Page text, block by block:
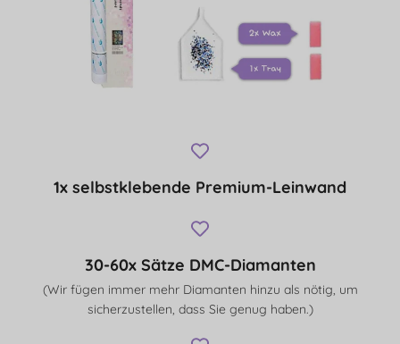
1x selbstklebende Premium-Leinwand
30-60x Sätze DMC-Diamanten
(Wir fügen immer mehr Diamanten hinzu als nötig, um
sicherzustellen, dass Sie genug haben.)